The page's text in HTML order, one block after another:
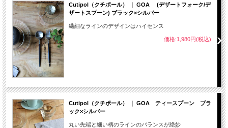
Cutipol（クチポール） ｜ GOA (デザートフォーク/デ
ザートスプーン) ブラック×シルバー
繊細なラインのデザインはハイセンス
価格:1,980円(税込)
Cutipol（クチポール） ｜ GOA ティースプーン ブラ
ック×シルバー
丸い先端と細い柄のラインのバランスが絶妙